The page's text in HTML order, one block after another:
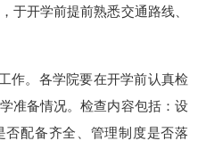
于开学前提前熟悉交通路线、
作。各学院要在开学前认真检
准备情况。检查内容包括：设
配备齐全、管理制度是否落